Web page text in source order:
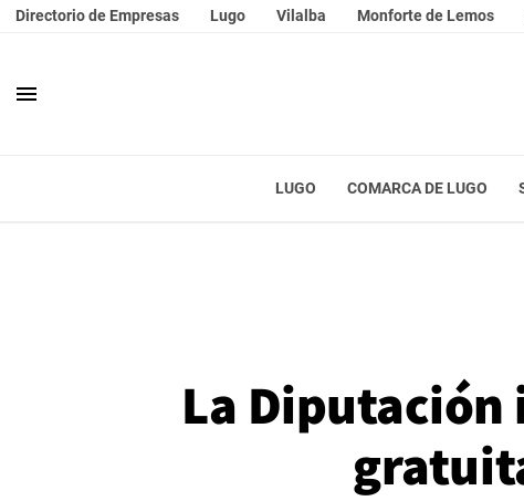
Directorio de Empresas Lugo Vilalba Monforte de Lemos
menu
LUGO COMARCA DE LUGO
La Diputación